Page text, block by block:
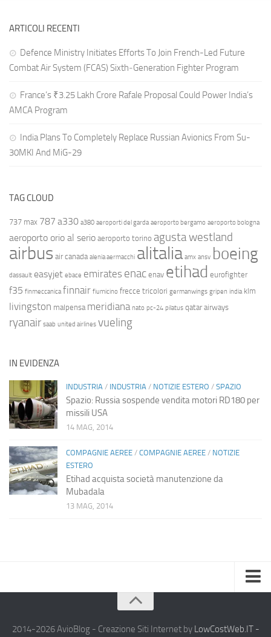
ARTICOLI RECENTI
Defence Ministry Initiates Efforts To Join French-Led Future
Combat Air System (FCAS) Sixth‑Generation Fighter Program
France’s ₹3.25 Lakh Crore Rafale Proposal Could Power India’s
AMCA Program
India Plans To Completely Replace Russian Avionics From Su-
30MKI And MiG-29
TAG CLOUD
737 max 787 a330 a380 aeroporti del garda aeroporto bergamo aeroporto bologna
aeroporto orio al serio aeroporto torino agusta westland
airbus air canada alenia aermacchi alitalia amx ansv boeing
dassault easyjet ebace emirates enac enav etihad eurofighter
f35 finmeccanica finnair fiumicino frecce tricolori germanwings gripen india klm
livingston malpensa meridiana nato pc-24 pilatus qatar airways
ryanair saab united airlines vueling
IN EVIDENZA
INDUSTRIA / INDUSTRIA / NOTIZIE ESTERO / SPAZIO
Spazio: Russia sospende vendita motori RD180 per
missili USA
14 MAG, 2014
COMPAGNIE AEREE / COMPAGNIE AEREE / NOTIZIE
ESTERO
Etihad acquista società manutenzione da
Mubadala
13 MAG, 2014
Chi Siamo
2014-2026 AvioBlog - Creazione Siti Internet by LowCostWeb.IT -